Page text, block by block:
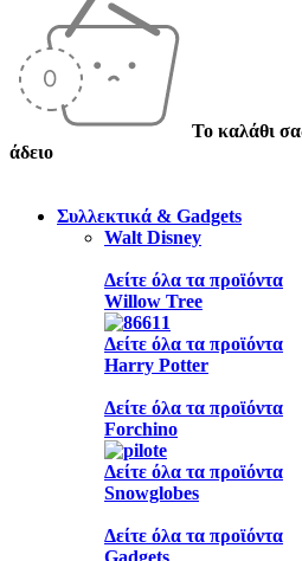
Το καλάθι
άδειο
Συλλεκτικά & Gadgets
Walt Disney
Δείτε όλα τα προϊόντα
Willow Tree
Δείτε όλα τα προϊόντα
Harry Potter
Δείτε όλα τα προϊόντα
Forchino
Δείτε όλα τα προϊόντα
Snowglobes
Δείτε όλα τα προϊόντα
Gadgets